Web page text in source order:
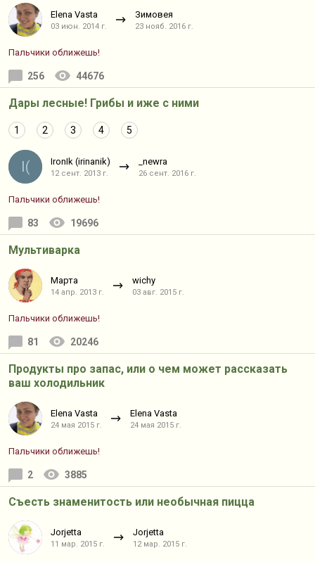
Elena Vasta
03 июн. 2014 г.
Зимовея
23 нояб. 2016 г.
Пальчики оближешь!
256 44676
Дары лесные! Грибы и иже с ними
1 2 3 4 5
I( IronIk (irinanik)
12 сент. 2013 г.
_newra
26 сент. 2016 г.
Пальчики оближешь!
83 19696
Мультиварка
Марта
14 апр. 2013 г.
wichy
03 авг. 2015 г.
Пальчики оближешь!
81 20246
Продукты про запас, или о чем может рассказать
ваш холодильник
Elena Vasta
24 мая 2015 г.
Elena Vasta
24 мая 2015 г.
Пальчики оближешь!
2 3885
Съесть знаменитость или необычная пицца
Jorjetta
11 мар. 2015 г.
Jorjetta
12 мар. 2015 г.